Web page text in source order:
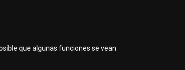
que algunas funciones se vean